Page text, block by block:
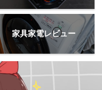
家具家電レビュー